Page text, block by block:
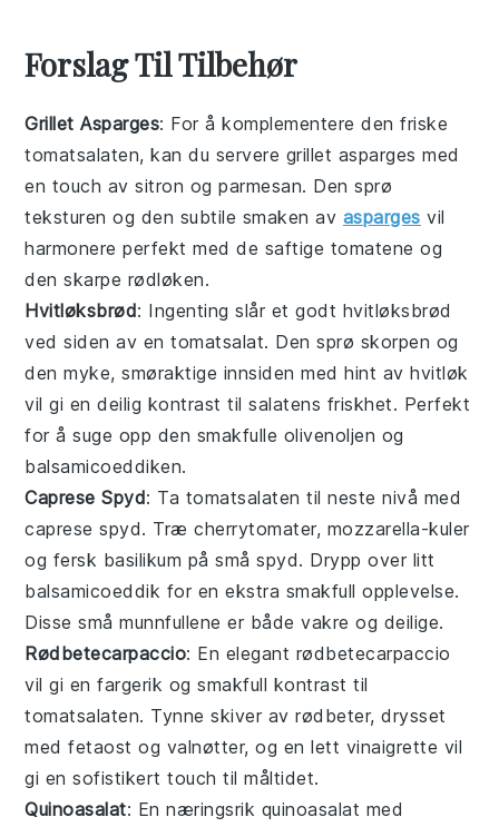
Forslag Til Tilbehør
Grillet Asparges: For å komplementere den friske
tomatsalaten, kan du servere grillet asparges med
en touch av sitron og parmesan. Den sprø
teksturen og den subtile smaken av asparges vil
harmonere perfekt med de saftige tomatene og
den skarpe rødløken.
Hvitløksbrød: Ingenting slår et godt hvitløksbrød
ved siden av entomatsalat. Den sprø skorpen og
den myke, smøraktige innsiden med hint av hvitløk
vil gi en deilig kontrast til salatens friskhet. Perfekt
for å suge opp den smakfulle olivenoljen og
balsamicoeddiken.
Caprese Spyd: Ta tomatsalaten til neste nivå med
caprese spyd. Træcherrytomater, mozzarella-kuler
og fersk basilikum på små spyd. Drypp over litt
balsamicoeddik for en ekstra smakfull opplevelse.
Disse små munnfullene er både vakre og deilige.
Rødbetecarpaccio: En elegant rødbetecarpaccio
vil gi en fargerik og smakfull kontrast til
tomatsalaten. Tynne skiver av rødbeter, drysset
medfetaost og valnøtter, og en lett vinaigrette vil
gi en sofistikert touch til måltidet.
Quinoasalat: En næringsrik quinoasalat med